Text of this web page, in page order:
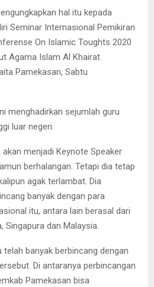
hal itu kepada
Seminar Internasional Pemikiran
On Islamic Toughts 2020
Agama Islam Al Khairat
Pamekasan, Sabtu
menghadirkan sejumlah guru
luar negeri.
menjadi Keynote Speaker
berhalangan. Tetapi dia tetap
agak terlambat. Dia
banyak dengan para
itu, antara lain berasal dari
Singapura dan Malaysia.
banyak berbincang dengan
Di antaranya perbincangan
Pamekasan bisa